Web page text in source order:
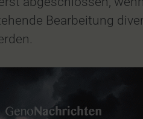
Bearbeitung